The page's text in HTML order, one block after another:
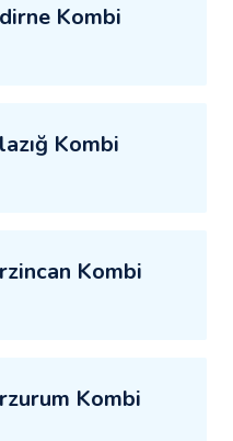
Kombi
Kombi
Kombi
Kombi